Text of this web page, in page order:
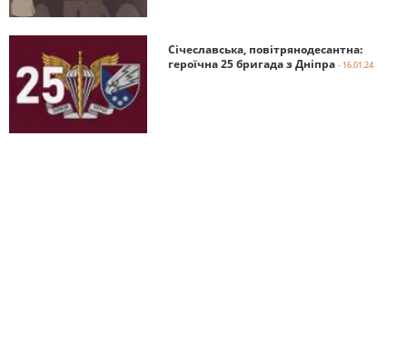
Січеславська, повітрянодесантна:
героїчна 25 бригада з Дніпра - 16.01.24